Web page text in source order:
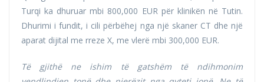
Turqi ka dhuruar mbi 800,000 EUR për klinikën në Tutin.
Dhurimi i fundit, i cili përbëhej nga një skaner CT dhe një
aparat dijital me rreze X, me vlerë mbi 300,000 EUR.
Të gjithë ne ishim të gatshëm të ndihmonim